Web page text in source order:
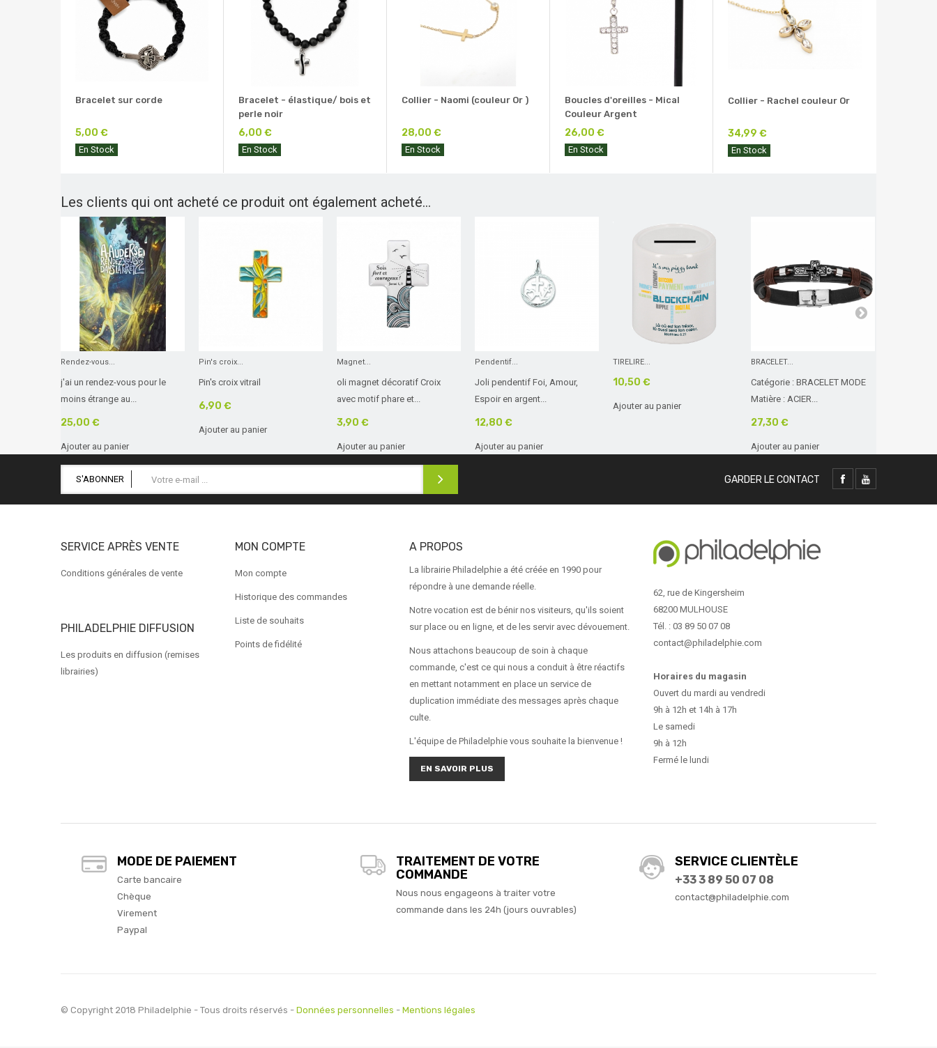
Bracelet sur corde
5,00 €
En Stock
Bracelet - élastique/ bois et
perle noir
6,00 €
En Stock
Collier - Naomi (couleur Or )
28,00 €
En Stock
Boucles d'oreilles - Mical
Couleur Argent
26,00 €
En Stock
Collier - Rachel couleur Or
34,99 €
En Stock
Les clients qui ont acheté ce produit ont également acheté...
Rendez-vous...
j'ai un rendez-vous pour le
moins étrange au...
25,00 €
Ajouter au panier
Pin's croix...
Pin's croix vitrail
6,90 €
Ajouter au panier
Magnet...
oli magnet décoratif Croix
avec motif phare et...
3,90 €
Ajouter au panier
Pendentif...
Joli pendentif Foi, Amour,
Espoir en argent...
12,80 €
Ajouter au panier
TIRELIRE...
10,50 €
Ajouter au panier
BRACELET...
Catégorie : BRACELET MODE
Matière : ACIER...
27,30 €
Ajouter au panier
S'ABONNER GARDER LE CONTACT
SERVICE APRÈS VENTE
Conditions générales de vente
PHILADELPHIE DIFFUSION
Les produits en diffusion (remises
librairies)
MON COMPTE
Mon compte
Historique des commandes
Liste de souhaits
Points de fidélité
A PROPOS
La librairie Philadelphie a été créée en 1990 pour
répondre à une demande réelle.
Notre vocation est de bénir nos visiteurs, qu'ils soient
sur place ou en ligne, et de les servir avec dévouement.
Nous attachons beaucoup de soin à chaque
commande, c'est ce qui nous a conduit à être réactifs
en mettant notamment en place un service de
duplication immédiate des messages après chaque
culte.
L'équipe de Philadelphie vous souhaite la bienvenue !
EN SAVOIR PLUS
62, rue de Kingersheim
68200 MULHOUSE
Tél. : 03 89 50 07 08
contact@philadelphie.com
Horaires du magasin
Ouvert du mardi au vendredi
9h à 12h et 14h à 17h
Le samedi
9h à 12h
Fermé le lundi
MODE DE PAIEMENT
Carte bancaire
Chèque
Virement
Paypal
TRAITEMENT DE VOTRE
COMMANDE
Nous nous engageons à traiter votre
commande dans les 24h (jours ouvrables)
SERVICE CLIENTÈLE
+33 3 89 50 07 08
contact@philadelphie.com
© Copyright 2018 Philadelphie - Tous droits réservés - Données personnelles - Mentions légales